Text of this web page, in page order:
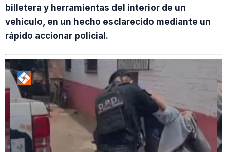
billetera y herramientas del interior de un
vehículo, en un hecho esclarecido mediante un
rápido accionar policial.